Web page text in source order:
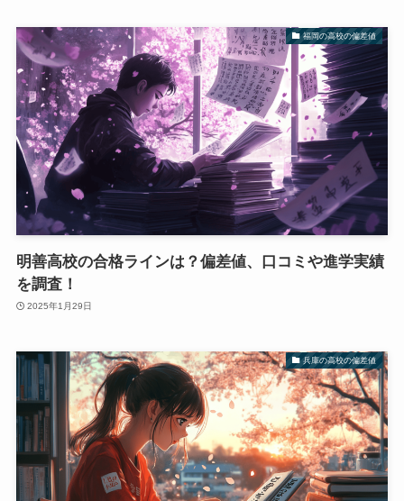
福岡の高校の偏差値
明善高校の合格ラインは？偏差値、口コミや進学実績
を調査！
2025年1月29日
兵庫の高校の偏差値